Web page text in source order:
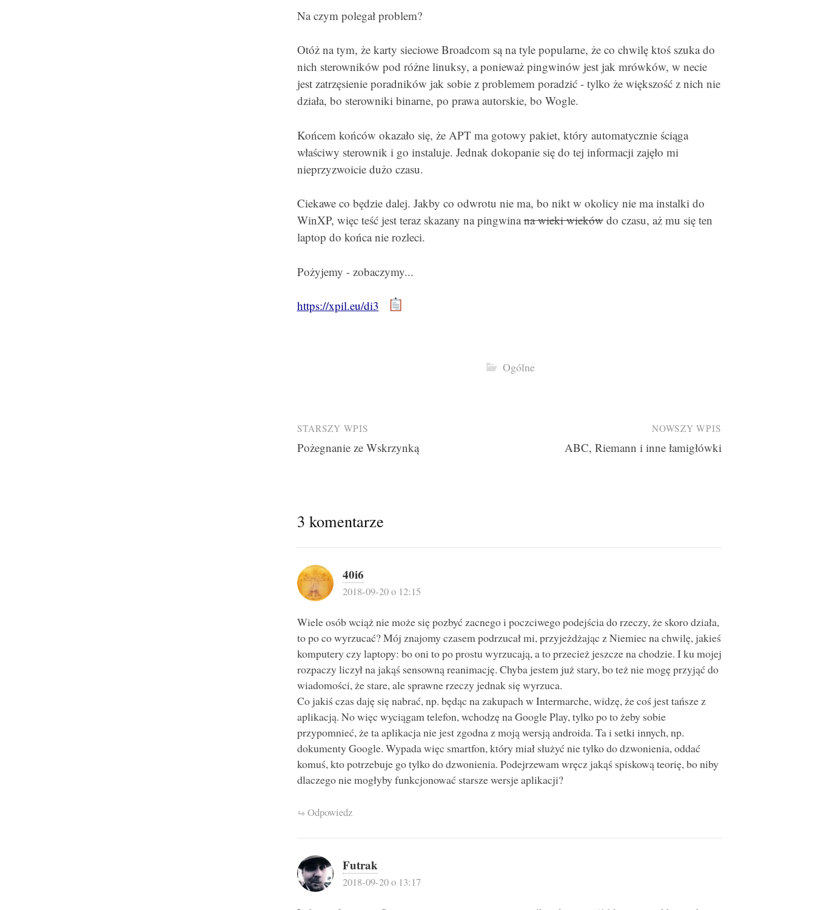
Na czym polegał problem?
Otóż na tym, że karty sieciowe Broadcom są na tyle popularne, że co chwilę ktoś szuka do
nich sterowników pod różne linuksy, a ponieważ pingwinów jest jak mrówków, w necie
jest zatrzęsienie poradników jak sobie z problemem poradzić - tylko że większość z nich nie
działa, bo sterowniki binarne, po prawa autorskie, bo Wogle.
Końcem końców okazało się, że APT ma gotowy pakiet, który automatycznie ściąga
właściwy sterownik i go instaluje. Jednak dokopanie się do tej informacji zajęło mi
nieprzyzwoicie dużo czasu.
Ciekawe co będzie dalej. Jakby co odwrotu nie ma, bo nikt w okolicy nie ma instalki do
WinXP, więc teść jest teraz skazany na pingwinana wieki wiekówdo czasu, aż mu się ten
laptop do końca nie rozleci.
Pożyjemy - zobaczymy...
https://xpil.eu/di3
Ogólne
Post
navigation
STARSZY WPIS
Pożegnanie ze Wskrzynką
NOWSZY WPIS
ABC, Riemann i inne łamigłówki
3 komentarze
40i6
2018-09-20 o 12:15
Wiele osób wciąż nie może się pozbyć zacnego i poczciwego podejścia do rzeczy, że skoro działa,
to po co wyrzucać? Mój znajomy czasem podrzucał mi, przyjeżdżając z Niemiec na chwilę, jakieś
komputery czy laptopy: bo oni to po prostu wyrzucają, a to przecież jeszcze na chodzie. I ku mojej
rozpaczy liczył na jakąś sensowną reanimację. Chyba jestem już stary, bo też nie mogę przyjąć do
wiadomości, że stare, ale sprawne rzeczy jednak się wyrzuca.
Co jakiś czas daję się nabrać, np. będąc na zakupach w Intermarche, widzę, że coś jest tańsze z
aplikacją. No więc wyciągam telefon, wchodzę na Google Play, tylko po to żeby sobie
przypomnieć, że ta aplikacja nie jest zgodna z moją wersją androida. Ta i setki innych, np.
dokumenty Google. Wypada więc smartfon, który miał służyć nie tylko do dzwonienia, oddać
komuś, kto potrzebuje go tylko do dzwonienia. Podejrzewam wręcz jakąś spiskową teorię, bo niby
dlaczego nie mogłyby funkcjonować starsze wersje aplikacji?
Odpowiedz
Futrak
2018-09-20 o 13:17